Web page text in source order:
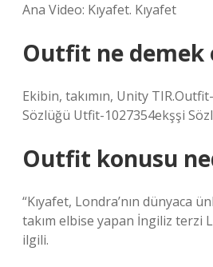
Ana Video: Kıyafet. Kıyafet
Outfit ne demek
Ekibin, takımın, Unity
Sözlüğü Utfit-1027354ekşşi
Outfit konusu
“Kıyafet, Londra’nın dünyaca
takım elbise yapan İngiliz terzi
ilgili.